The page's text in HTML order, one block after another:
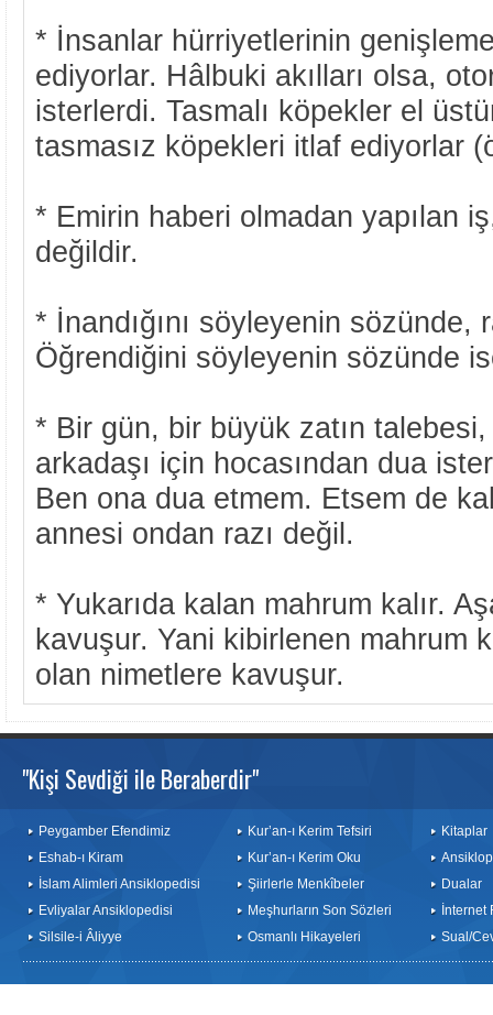
* İnsanlar hürriyetlerinin
ediyorlar. Hâlbuki akılları olsa,
isterlerdi. Tasmalı köpekler el
tasmasız köpekleri itlaf ediyorlar
* Emirin haberi olmadan yapılan
değildir.
* İnandığını söyleyenin sözünde,
Öğrendiğini söyleyenin sözünde
* Bir gün, bir büyük zatın
arkadaşı için hocasından dua
Ben ona dua etmem. Etsem de
annesi ondan razı değil.
* Yukarıda kalan mahrum kalır.
kavuşur. Yani kibirlenen mahrum
olan nimetlere kavuşur.
"Kişi Sevdiği ile Beraberdir"
Peygamber Efendimiz
Eshab-ı Kiram
İslam Alimleri Ansiklopedisi
Evliyalar Ansiklopedisi
Silsile-i Âliyye
Kur’an-ı Kerim Tefsiri
Kur’an-ı Kerim Oku
Şiirlerle Menkîbeler
Meşhurların Son Sözleri
Osmanlı Hikayeleri
Kitaplar
Dualar
İnternet
Sual/